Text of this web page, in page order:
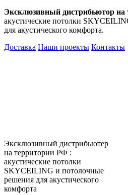
Эксклюзивный дистрибьютор
акустические потолки
для акустического комфорта.
Доставка Наши проекты Контакты
Эксклюзивный дистрибьютер
на территории РФ :
акустические потолки
SKYCEILING и потолочные
решения для акустического
комфорта